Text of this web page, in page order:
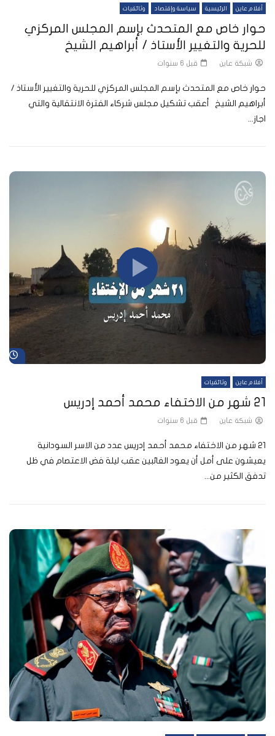
أفلام عاين الرئيسية سياسة وإقتصاد وثائقيات
حوار خاص مع المتحدث بإسم المجلس المركزي
للحرية والتغيير الأستاذ / أبراهيم الشيخ
شبكة عاين قبل 6 سنوات
حوار خاص مع المتحدث بإسم المجلس المركزي للحرية والتغيير الأستاذ /
أبراهيم الشيخ أعقب تشكيل مجلس شركاء الفترة الانتقالية والتي
اجاز...
أفلام عاين وثائقيات
21 شهر من الاختفاء محمد أحمد إدريس
شبكة عاين قبل 6 سنوات
21 شهر من الاختفاء محمد أحمد إدريس عدد من الاسر السودانية
يعيشون على أمل أن يعود الغائبين عقب ليلة فض الاعتصام في ظل
تدفق الكثير من...